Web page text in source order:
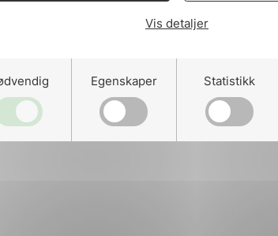
Vis detaljer
Egenskaper Statistikk